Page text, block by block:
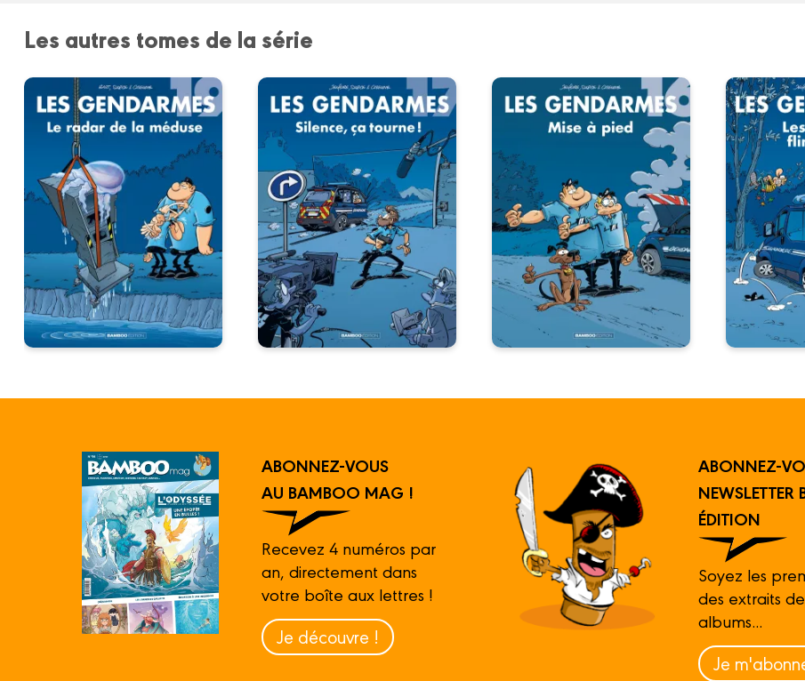
Les autres tomes de la série
ABONNEZ-VOUS
AU BAMBOO MAG !
Recevez 4 numéros par
an, directement dans
votre boîte aux lettres !
Je découvre !
ABONNEZ-
ÉDITION
Soyez les
des extraits
albums...
Je